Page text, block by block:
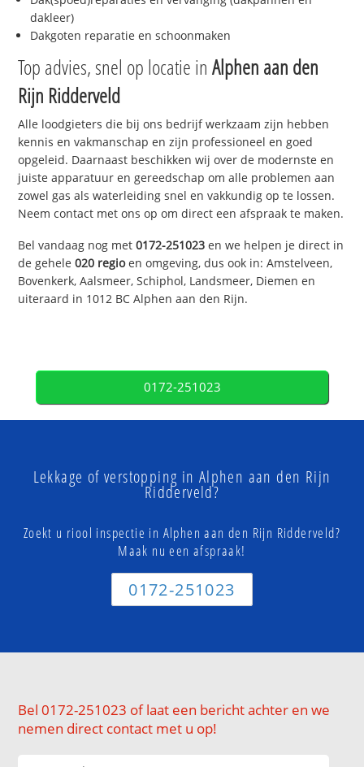
dakleer)
Dakgoten reparatie en schoonmaken
Top advies, snel op locatie inAlphen aan den
Rijn Ridderveld
Alle loodgieters die bij ons bedrijf werkzaam zijn hebben
kennis en vakmanschap en zijn professioneel en goed
opgeleid. Daarnaast beschikken wij over de modernste en
juiste apparatuur en gereedschap om alle problemen aan
zowel gas als waterleiding snel en vakkundig op te lossen.
Neem contact met ons op om direct een afspraak te maken.
Bel vandaag nog met0172-251023 en we helpen je direct in
de gehele020 regioen omgeving, dus ook in: Amstelveen,
Bovenkerk, Aalsmeer, Schiphol, Landsmeer, Diemen en
uiteraard in 1012 BC Alphen aan den Rijn.
0172-251023
Lekkage of verstopping in Alphen aan den Rijn
Ridderveld?
Zoekt u riool inspectie in Alphen aan den Rijn Ridderveld?
Maak nu een afspraak!
0172-251023
Bel 0172-251023 of laat een bericht achter en we
nemen direct contact met u op!